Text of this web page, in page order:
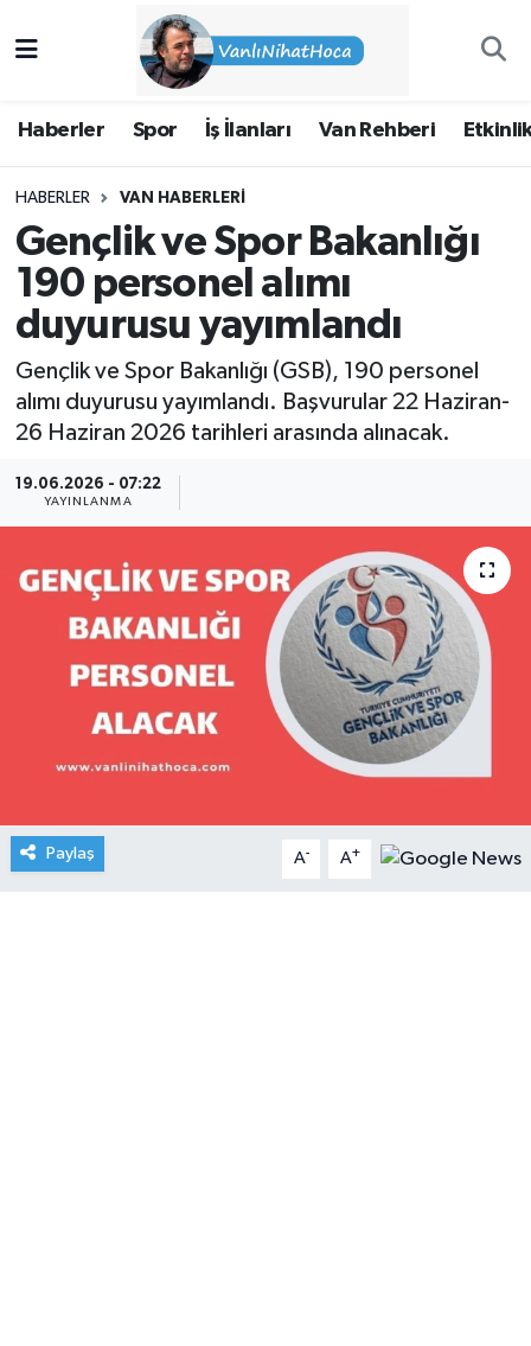
Haberler Spor İş İlanları Van Rehberi
HABERLER VAN HABERLERI
Gençlik ve Spor Bakanlığı
190 personel alımı
duyurusu yayımlandı
Gençlik ve Spor Bakanlığı (GSB), 190 personel
alımı duyurusu yayımlandı. Başvurular 22 Haziran-
26 Haziran 2026 tarihleri arasında alınacak.
19.06.2026 - 07:22
YAYINLANMA
Paylaş A- A+
Van Rehberi
Etkinlikler
Köşe Yazıları
İpekyolu Nöbetçi Eczaneler
Süper Lig Puan Durumu ve Fikstür
Tüm Manşetler
Son Dakika Haberleri